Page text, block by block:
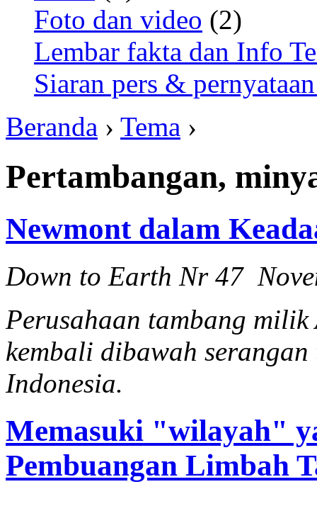
Foto dan video (2)
Lembar fakta dan Info
Siaran pers &
Beranda › Tema ›
Pertambangan,
Newmont dalam
Down to Earth Nr 47
Perusahaan tambang
kembali dibawah
Indonesia.
Memasuki "wilayah"
Pembuangan Limbah